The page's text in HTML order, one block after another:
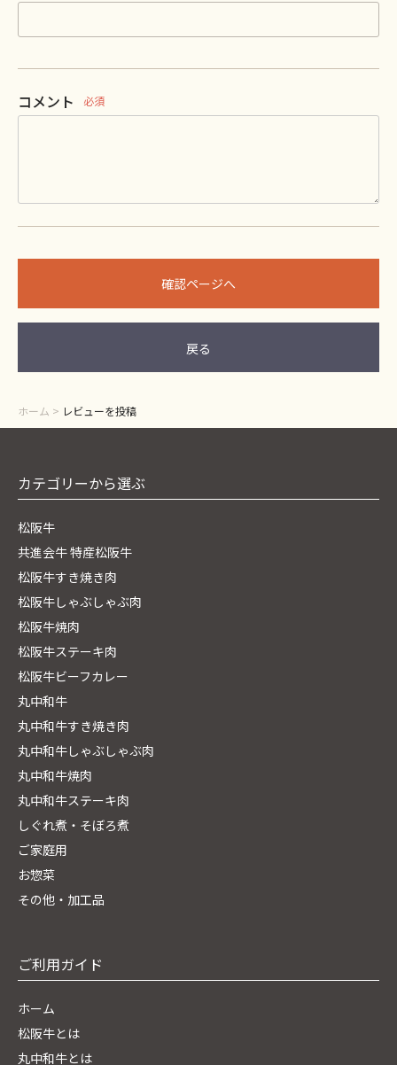
コメント 必須
確認ページへ
戻る
ホーム > レビューを投稿
カテゴリーから選ぶ
松阪牛
共進会牛 特産松阪牛
松阪牛すき焼き肉
松阪牛しゃぶしゃぶ肉
松阪牛焼肉
松阪牛ステーキ肉
松阪牛ビーフカレー
丸中和牛
丸中和牛すき焼き肉
丸中和牛しゃぶしゃぶ肉
丸中和牛焼肉
丸中和牛ステーキ肉
しぐれ煮・そぼろ煮
ご家庭用
お惣菜
その他・加工品
ご利用ガイド
ホーム
松阪牛とは
丸中和牛とは